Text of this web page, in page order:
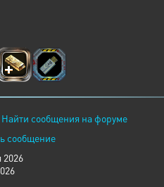
Найти сообщения на форуме
сообщение
2026